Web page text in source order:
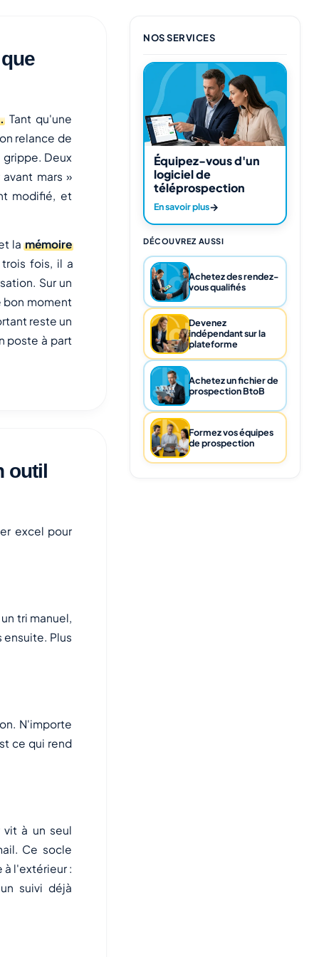
Tant qu'une
relance de
Deux
mars »
modifié, et
lamémoire
fois, il a
Sur un
moment
reste un
poste à part
outil
excel pour
tri manuel,
Plus
N'importe
ce qui rend
vit à un seul
Ce socle
l'extérieur :
suivi déjà
NOS SERVICES
Équipez-vous d'un
logiciel de
téléprospection
En savoir plus→
DÉCOUVREZ AUSSI
Achetez des rendez-
vous qualifiés
Devenez
indépendant sur la
plateforme
Achetez un fichier de
prospection BtoB
Formez vos équipes
de prospection